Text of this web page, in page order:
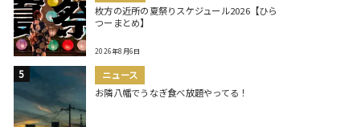
枚方の近所の夏祭りスケジュール2026【ひら
つーまとめ】
2026年8月6日
ニュース
お隣八幡でうなぎ食べ放題やってる！